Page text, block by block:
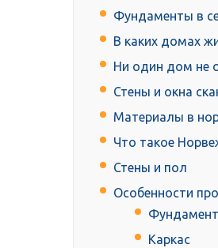
Фундаменты в
В каких домах
Ни один дом не
Стены и окна
Материалы в
Что такое
Стены и пол
Особенности
Фундамент
Каркас